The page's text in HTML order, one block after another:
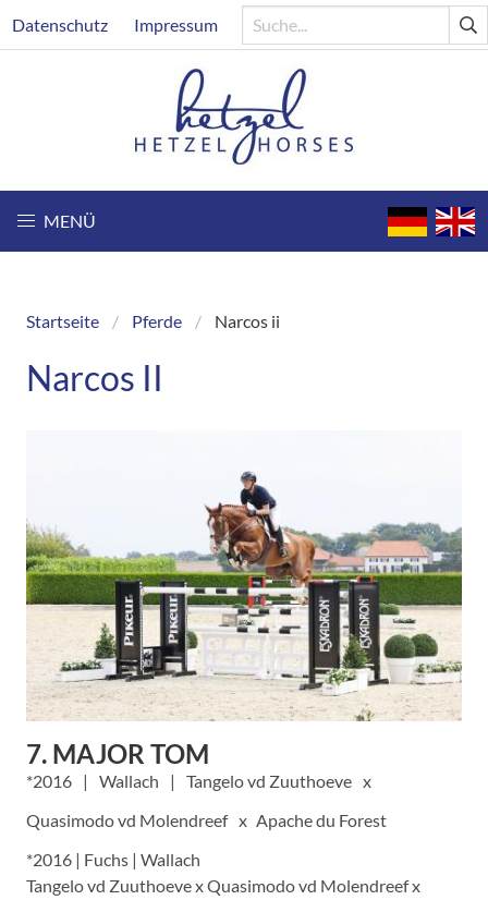
zum
Header
Datenschutz Impressum
MENÜ
Breadcrumb
Startseite Pferde Narcos ii
Narcos II
7. MAJOR TOM
2016 Wallach
Tangelo vd Zuuthoeve
Quasimodo vd Molendreef
Apache du Forest
*2016 | Fuchs | Wallach
Tangelo vd Zuuthoeve x Quasimodo vd Molendreef x